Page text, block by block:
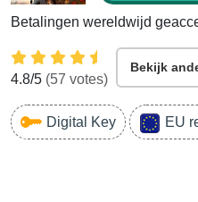
Betalingen wereldwijd
4.8/5 (57 votes)
Bekijk
Digital Key EU